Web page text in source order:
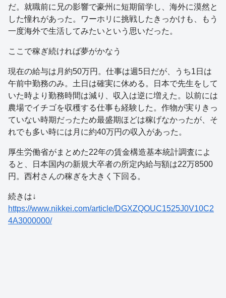
だ。就職前に兄の影響で豪州に短期留学し、海外に漠然と
した憧れがあった。ワーホリに挑戦したきっかけも、もう
一度海外で生活してみたいという思いだった。
ここで稼ぎ続ければ夢がかなう
現在の給与は月約50万円。仕事は週5日だが、うち1日は
午前中勤務のみ。土日は確実に休める。日本で先生をして
いた時より勤務時間は減り、収入は逆に増えた。以前には
農場でイチゴを収穫する仕事も経験した。作物が実りきっ
ていない時期だったため最盛期ほどは稼げなかったが、そ
れでも多い時には月に約40万円の収入があった。
厚生労働省がまとめた22年の賃金構造基本統計調査によ
ると、日本国内の新規大卒者の所定内給与額は22万8500
円。西村さんの稼ぎを大きく下回る。
続きは↓
https://www.nikkei.com/article/DGXZQOUC1525J0V10C2
4A3000000/